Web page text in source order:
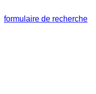
formulaire de recherche